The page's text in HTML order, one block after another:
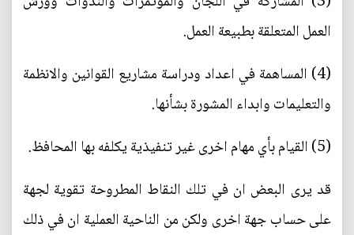
العمل المتعلقة بطبيعة العمل.
(4) المساهمة في اعداد ودراسة مشاريع القوانين والانظمة
والتعليمات وابداء المشورة بشأنها.
(5) القيام بأي مهام اخرى غير تنفيذية يكلفه بها المحافظ.
قد يرى البعض ان في تلك النقاط المطروحة تقوية لجهة
على حساب جهة اخرى ولكن من الناحية العملية ان في ذلك